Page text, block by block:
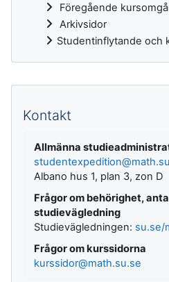
Föregående
Arkivsidor
Studentinflytande och
Kompletterande block
Kontakt
Allmänna
Albano hus 1, plan 3, zon D
Frågor om behörighet,
studievägledning
Studievägledningen: su.se/
Frågor om kurssidorna
kurssidor@math.su.se